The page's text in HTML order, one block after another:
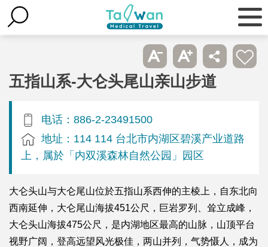
五指山系-大仑头尾山亲山步道
电话：886-2-23491500
地址：114 114 台北市内湖区碧溪产业道路
上，属於「内双溪森林自然公园」园区
大仑头山与大仑尾山位於五指山系西伸的主棱上，自东北向
西南延伸，大仑尾山海拔451公尺，巨岩罗列、耸立成峰，
大仑头山海拔475公尺，是内湖地区最高的山脉，山顶平台
视野广阔，登高远望风光极佳，两山并列，气势慑人，成为